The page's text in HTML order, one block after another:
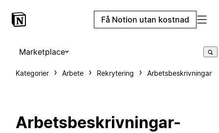
Få Notion utan kostnad
Marketplace
Kategorier Arbete Rekrytering Arbetsbeskrivningar
Arbetsbeskrivningar-